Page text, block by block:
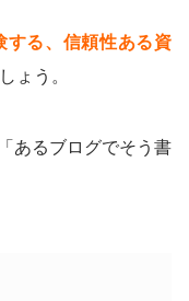
する、信頼性ある資
ょう。
あるブログでそう書